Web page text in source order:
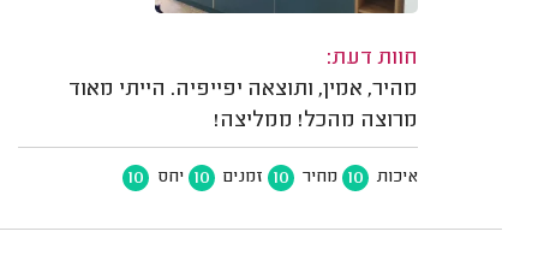
חוות דעת:
מהיר, אמין, ותוצאה יפייפיה. הייתי מאוד
מרוצה מהכל! ממליצה!
איכות 10 מחיר 10 זמנים 10 יחס 10